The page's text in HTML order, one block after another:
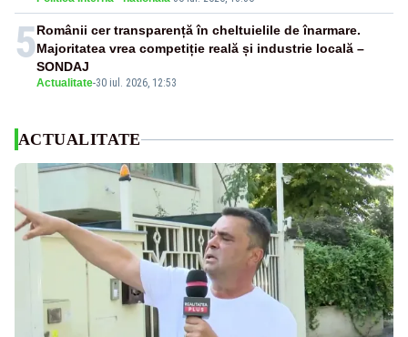
5
Actualitate-30 iul. 2026, 12:53
Românii cer transparență în cheltuielile de înarmare.
Majoritatea vrea competiție reală și industrie locală –
SONDAJ
ACTUALITATE